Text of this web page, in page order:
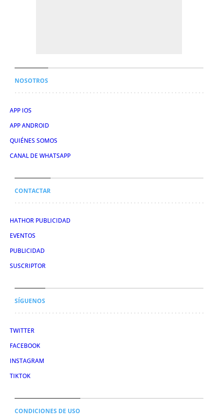
NOSOTROS
APP IOS
APP ANDROID
QUIÉNES SOMOS
CANAL DE WHATSAPP
CONTACTAR
HATHOR PUBLICIDAD
EVENTOS
PUBLICIDAD
SUSCRIPTOR
SÍGUENOS
TWITTER
FACEBOOK
INSTAGRAM
TIKTOK
CONDICIONES DE USO